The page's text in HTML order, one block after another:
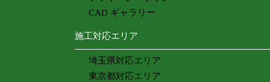
CAD ギャラリー
施工対応エリア
埼玉県対応エリア
東京都対応エリア